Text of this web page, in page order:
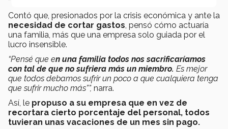
Contó que, presionados por la crisis económica y ante la
necesidad de cortar gastos, pensó cómo actuaría
una familia, más que una empresa solo guiada por el
lucro insensible.
“Pensé que en una familia todos nos sacrificaríamos
con tal de que no sufriera más un miembro. Es mejor
que todos debamos sufrir un poco a que cualquiera tenga
que sufrir mucho más””, narra.
Así, le propuso a su empresa que en vez de
recortara cierto porcentaje del personal, todos
tuvieran unas vacaciones de un mes sin pago.